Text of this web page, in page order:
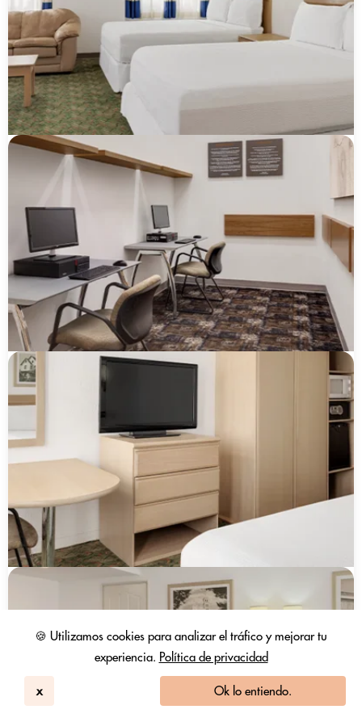
🍪 Utilizamos cookies para analizar el tráfico y mejorar tu
experiencia. Política de privacidad
x Ok lo entiendo.